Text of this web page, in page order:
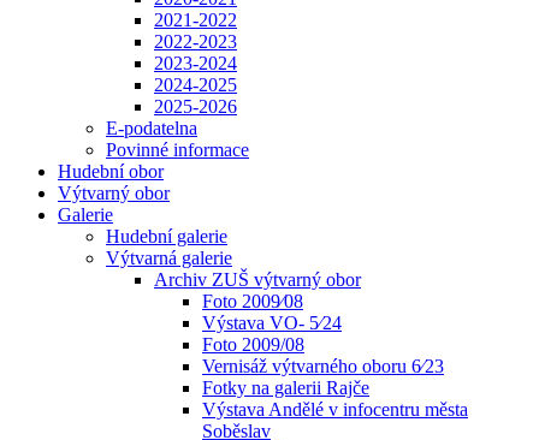
2021-2022
2022-2023
2023-2024
2024-2025
2025-2026
E-podatelna
Povinné informace
Hudební obor
Výtvarný obor
Galerie
Hudební galerie
Výtvarná galerie
Archiv ZUŠ výtvarný obor
Foto 2009⁄08
Výstava VO- 5⁄24
Foto 2009/08
Vernisáž výtvarného oboru 6⁄23
Fotky na galerii Rajče
Výstava Andělé v infocentru města
Soběslav